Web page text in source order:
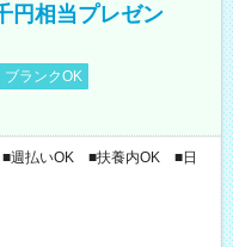
円相当プレゼン
ブランクOK
週払いOK ■扶養内OK ■日